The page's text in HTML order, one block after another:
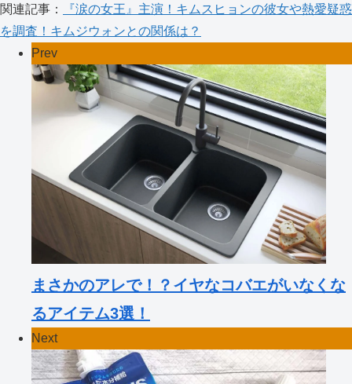
関連記事：
『涙の女王』主演！キムスヒョンの彼女や熱愛疑惑
を調査！キムジウォンとの関係は？
Prev
まさかのアレで！？イヤなコバエがいなくな
るアイテム3選！
Next